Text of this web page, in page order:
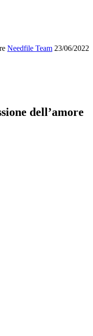
Needfile Team 23/06/2022
dell’amore